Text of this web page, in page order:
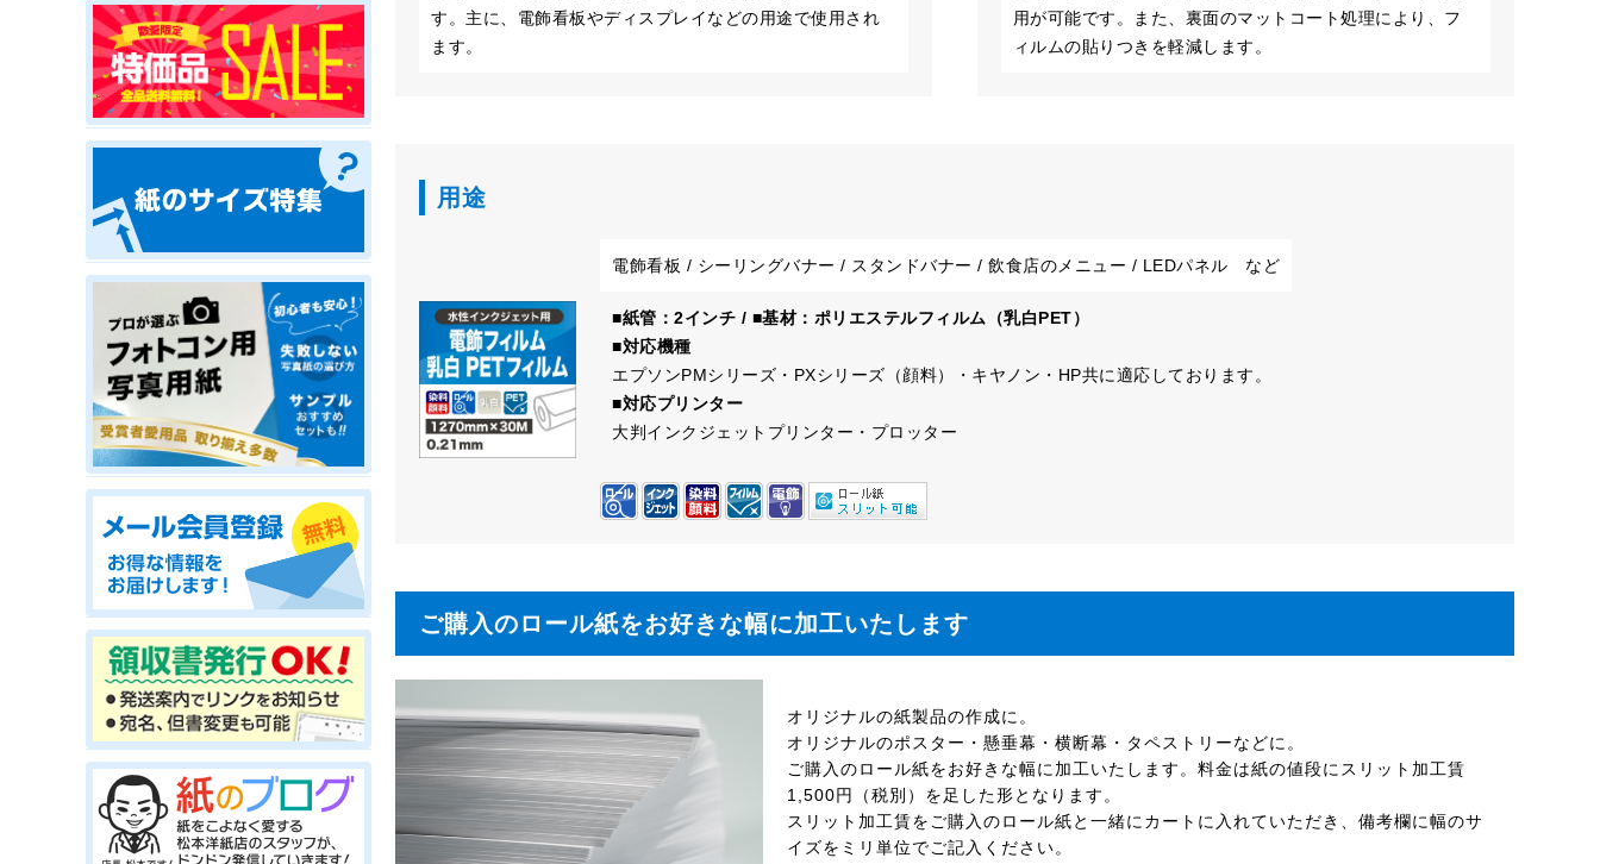
す。主に、電飾看板やディスプレイなどの用途で使用され
ます。
用が可能です。また、裏面のマットコート処理により、フ
ィルムの貼りつきを軽減します。
用途
電飾看板 / シーリングバナー / スタンドバナー / 飲食店のメニュー / LEDパネル など
■紙管：2インチ / ■基材：ポリエステルフィルム（乳白PET）
■対応機種
エプソンPMシリーズ・PXシリーズ（顔料）・キヤノン・HP共に適応しております。
■対応プリンター
大判インクジェットプリンター・プロッター
ご購入のロール紙をお好きな幅に加工いたします
オリジナルの紙製品の作成に。
オリジナルのポスター・懸垂幕・横断幕・タペストリーなどに。
ご購入のロール紙をお好きな幅に加工いたします。料金は紙の値段にスリット加工賃
1,500円（税別）を足した形となります。
スリット加工賃をご購入のロール紙と一緒にカートに入れていただき、備考欄に幅のサ
イズをミリ単位でご記入ください。